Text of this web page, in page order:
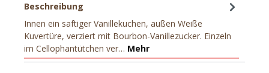
Beschreibung
Innen ein saftiger Vanillekuchen, außen Weiße
Kuvertüre, verziert mit Bourbon-Vanillezucker. Einzeln
im Cellophantütchen ver… Mehr